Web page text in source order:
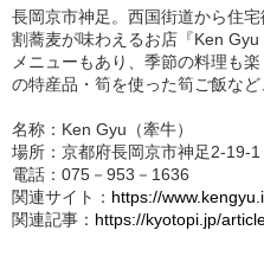
長岡京市神足。西国街道から住
割蕎麦が味わえるお店『Ken
メニューもあり、季節の料理も
の特産品・筍を使った筍ご飯など
名称：Ken Gyu（牽牛）
場所：京都府長岡京市神足2-19-1
電話：075－953－1636
関連サイト： https://
関連記事： https://kyotopi.jp/